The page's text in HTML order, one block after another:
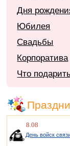
Дня
Юбилея
Свадьбы
Корпоратива
Что
8.08
День войск